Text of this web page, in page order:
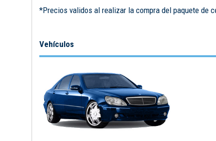
*Precios validos al realizar la compra del paquete de
Vehículos